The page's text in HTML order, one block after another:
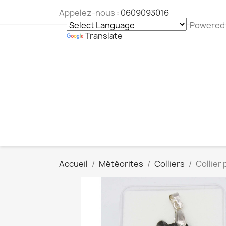
Appelez-nous : 0609093016
Translate
Accueil Météorites Colliers Collier